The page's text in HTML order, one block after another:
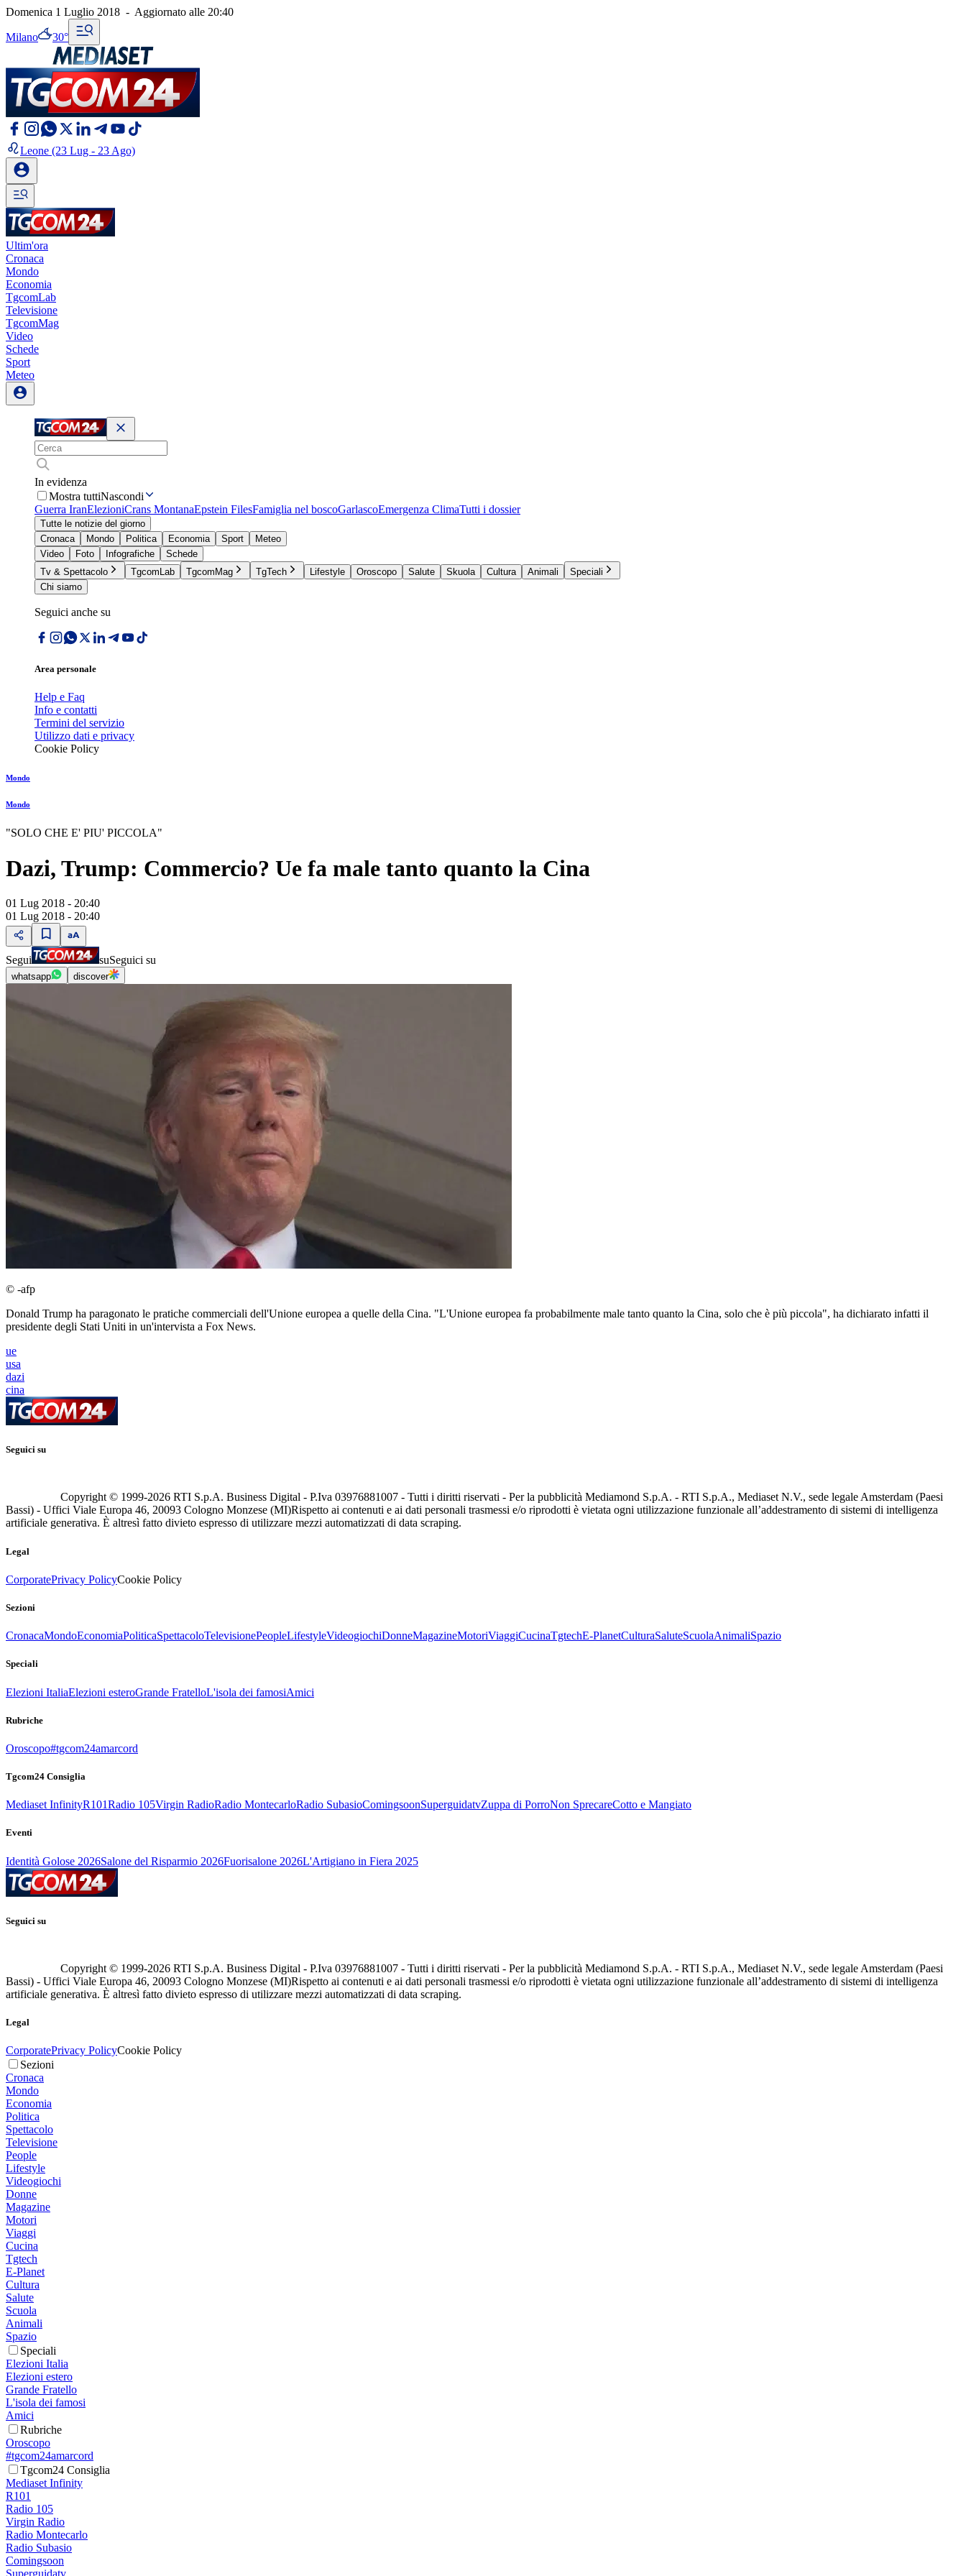
Domenica 1 Luglio 2018 - Aggiornato alle 20:40
Milano 30°
Leone (23 Lug - 23 Ago)
Ultim'ora
Cronaca
Mondo
Economia
TgcomLab
Televisione
TgcomMag
Video
Schede
Sport
Meteo
In evidenza
Mostra tuttiNascondi
Guerra IranElezioniCrans MontanaEpstein FilesFamiglia nel boscoGarlascoEmergenza ClimaTutti i dossier
Tutte le notizie del giorno
Cronaca
Mondo Politica Economia Sport
Meteo
Video
Foto Infografiche
Schede
Tv & Spettacolo
TgcomLab TgcomMag TgTech Lifestyle Oroscopo Salute Skuola Cultura Animali
Speciali
Chi siamo
Seguici anche su
Area personale
Help e Faq
Info e contatti
Termini del servizio
Utilizzo dati e privacy
Cookie Policy
Mondo
Mondo
"SOLO CHE E' PIU' PICCOLA"
Dazi, Trump: Commercio? Ue fa male tanto quanto la Cina
01 Lug 2018 - 20:40
01 Lug 2018 - 20:40
Segui suSeguici su
whatsapp discover
© -afp
Donald Trump ha paragonato le pratiche commerciali dell'Unione europea a quelle della Cina. "L'Unione europea fa probabilmente male tanto quanto la Cina, solo che è più piccola", ha dichiarato infatti il
presidente degli Stati Uniti in un'intervista a Fox News.
ue
usa
dazi
cina
Seguici su
Copyright © 1999-2026 RTI S.p.A. Business Digital - P.Iva 03976881007 - Tutti i diritti riservati - Per la pubblicità Mediamond S.p.A. - RTI S.p.A., Mediaset N.V., sede legale Amsterdam (Paesi
Bassi) - Uffici Viale Europa 46, 20093 Cologno Monzese (MI)Rispetto ai contenuti e ai dati personali trasmessi e/o riprodotti è vietata ogni utilizzazione funzionale all’addestramento di sistemi di intelligenza
artificiale generativa. È altresì fatto divieto espresso di utilizzare mezzi automatizzati di data scraping.
Legal
CorporatePrivacy PolicyCookie Policy
Sezioni
CronacaMondoEconomiaPoliticaSpettacoloTelevisionePeopleLifestyleVideogiochiDonneMagazineMotoriViaggiCucinaTgtechE-PlanetCulturaSaluteScuolaAnimaliSpazio
Speciali
Elezioni ItaliaElezioni esteroGrande FratelloL'isola dei famosiAmici
Rubriche
Oroscopo#tgcom24amarcord
Tgcom24 Consiglia
Mediaset InfinityR101Radio 105Virgin RadioRadio MontecarloRadio SubasioComingsoonSuperguidatvZuppa di PorroNon SprecareCotto e Mangiato
Eventi
Identità Golose 2026Salone del Risparmio 2026Fuorisalone 2026L'Artigiano in Fiera 2025
Seguici su
Copyright © 1999-2026 RTI S.p.A. Business Digital - P.Iva 03976881007 - Tutti i diritti riservati - Per la pubblicità Mediamond S.p.A. - RTI S.p.A., Mediaset N.V., sede legale Amsterdam (Paesi
Bassi) - Uffici Viale Europa 46, 20093 Cologno Monzese (MI)Rispetto ai contenuti e ai dati personali trasmessi e/o riprodotti è vietata ogni utilizzazione funzionale all’addestramento di sistemi di intelligenza
artificiale generativa. È altresì fatto divieto espresso di utilizzare mezzi automatizzati di data scraping.
Legal
CorporatePrivacy PolicyCookie Policy
Sezioni
Cronaca
Mondo
Economia
Politica
Spettacolo
Televisione
People
Lifestyle
Videogiochi
Donne
Magazine
Motori
Viaggi
Cucina
Tgtech
E-Planet
Cultura
Salute
Scuola
Animali
Spazio
Speciali
Elezioni Italia
Elezioni estero
Grande Fratello
L'isola dei famosi
Amici
Rubriche
Oroscopo
#tgcom24amarcord
Tgcom24 Consiglia
Mediaset Infinity
R101
Radio 105
Virgin Radio
Radio Montecarlo
Radio Subasio
Comingsoon